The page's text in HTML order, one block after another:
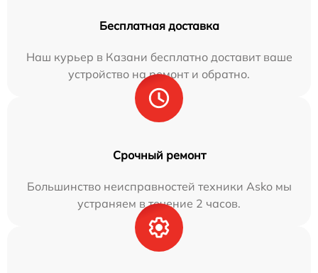
Бесплатная доставка
Наш курьер в Казани бесплатно доставит ваше
устройство на ремонт и обратно.
Срочный ремонт
Большинство неисправностей техники Asko мы
устраняем в течение 2 часов.